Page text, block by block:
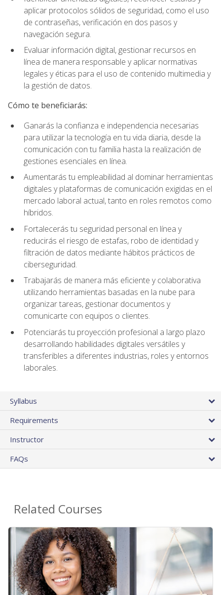
aplicar protocolos sólidos de seguridad, como el uso
de contraseñas, verificación en dos pasos y
navegación segura.
Evaluar información digital, gestionar recursos en
línea de manera responsable y aplicar normativas
legales y éticas para el uso de contenido multimedia y
la gestión de datos.
Cómo te beneficiarás:
Ganarás la confianza e independencia necesarias
para utilizar la tecnología en tu vida diaria, desde la
comunicación con tu familia hasta la realización de
gestiones esenciales en línea.
Aumentarás tu empleabilidad al dominar herramientas
digitales y plataformas de comunicación exigidas en el
mercado laboral actual, tanto en roles remotos como
híbridos.
Fortalecerás tu seguridad personal en línea y
reducirás el riesgo de estafas, robo de identidad y
filtración de datos mediante hábitos prácticos de
ciberseguridad.
Trabajarás de manera más eficiente y colaborativa
utilizando herramientas basadas en la nube para
organizar tareas, gestionar documentos y
comunicarte con equipos o clientes.
Potenciarás tu proyección profesional a largo plazo
desarrollando habilidades digitales versátiles y
transferibles a diferentes industrias, roles y entornos
laborales.
Syllabus
Requirements
Instructor
FAQs
Related Courses